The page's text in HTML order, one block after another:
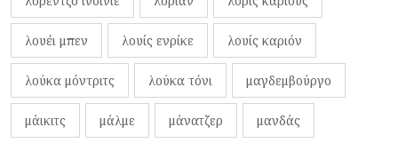
λουέι μπεν λουίς ενρίκε λουίς καριόν
λούκα μόντριτς λούκα τόνι μαγδεμβούργο
μάικιτς μάλμε μάνατζερ μανδάς